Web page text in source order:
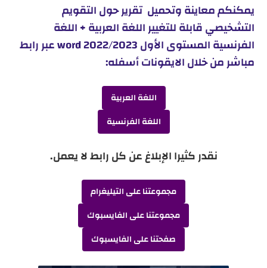
يمكنكم معاينة وتحميل تقرير حول التقويم
التشخيصي قابلة للتغيير اللغة العربية + اللغة
الفرنسية المستوى الأول word 2022/2023 عبر رابط
مباشر من خلال الايقونات أسفله:
اللغة العربية
اللغة الفرنسية
نقدر كثيرا الإبلاغ عن كل رابط لا يعمل.
مجموعتنا على التيليغرام
مجموعتنا على الفايسبوك
صفحتنا على الفايسبوك